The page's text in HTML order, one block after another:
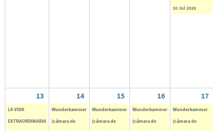
10 Jul 2026
13 14 15 16 17
LA VIDA
EXTRAORDINARIA
Wunderkammer
(cámara de
Wunderkammer
(cámara de
Wunderkammer
(cámara de
Wunderkammer
(cámara de